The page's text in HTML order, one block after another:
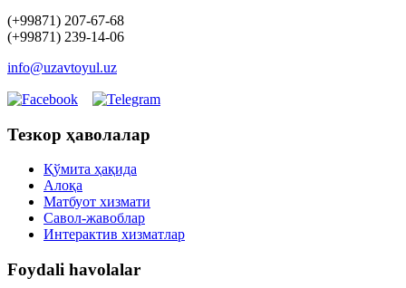
(+99871) 207-67-68
(+99871) 239-14-06
info@uzavtoyul.uz
Тезкор ҳаволалар
Қўмита ҳақида
Алоқа
Матбуот xизмати
Савол-жавоблар
Интерактив хизматлар
Foydali havolalar